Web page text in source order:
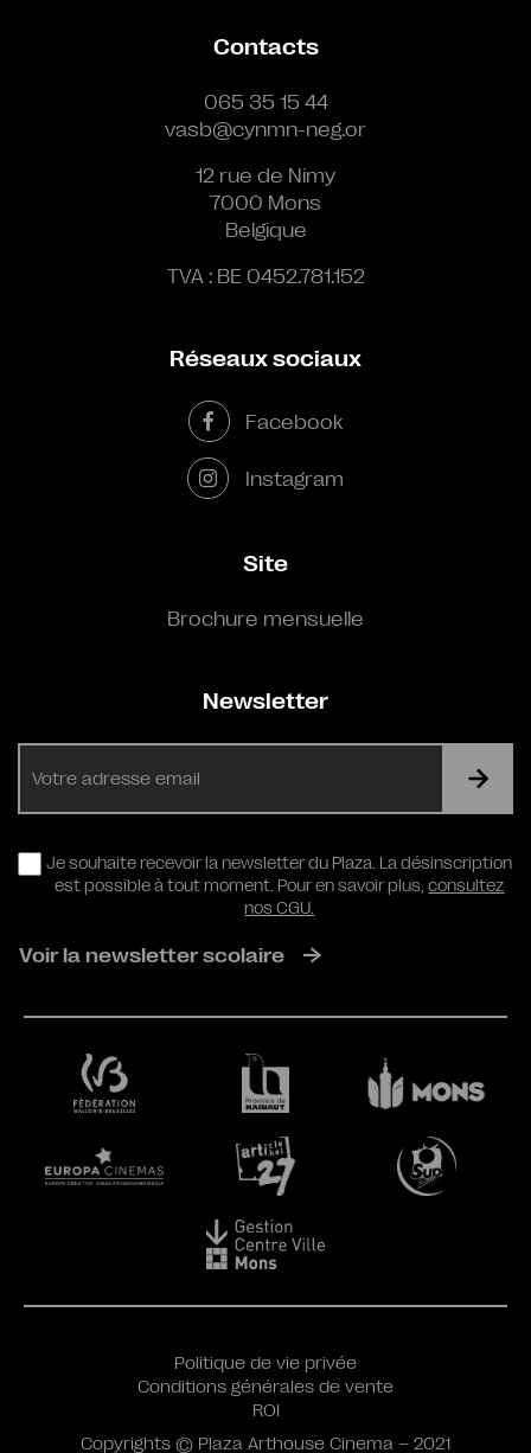
Contacts
065 35 15 44
vasb@cynmn-neg.or
12 rue de Nimy
7000 Mons
Belgique
TVA : BE 0452.781.152
Réseaux sociaux
Facebook
Instagram
Site
Brochure mensuelle
Newsletter
RGPD
Je souhaite recevoir la newsletter du Plaza. La désinscription
est possible à tout moment. Pour en savoir plus,consultez
nos CGU.
Voir la newsletter scolaire
Politique de vie privée
Conditions générales de vente
ROI
Copyrights © Plaza Arthouse Cinema – 2021